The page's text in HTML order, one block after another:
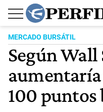
MERCADO BURSÁTIL
Según Wall
aumentaría
100 puntos